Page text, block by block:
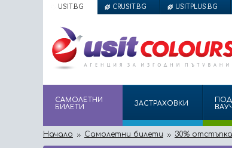
USIT.BG CRUSIT.BG USITPLUS.BG
САМОЛЕТНИ
БИЛЕТИ
ЗАСТРАХОВКИ
Начало Самолетни билети 30%